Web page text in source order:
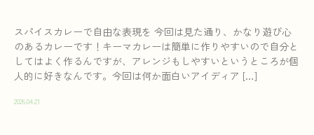
スパイスカレーで自由な表現を 今回は見た通り、かなり遊び心
のあるカレーです！キーマカレーは簡単に作りやすいので自分と
してはよく作るんですが、アレンジもしやすいというところが個
人的に好きなんです。今回は何か面白いアイディア […]
2026.04.21